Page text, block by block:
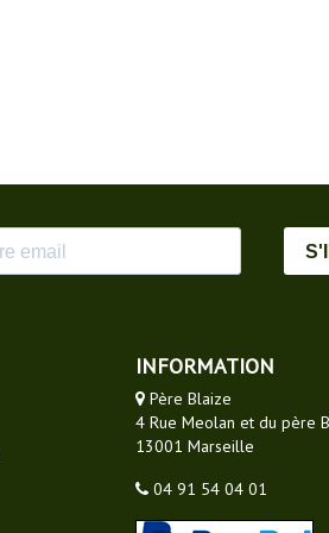
INFORMATION
Père Blaize
4 Rue Meolan et du père
13001 Marseille
04 91 54 04 01